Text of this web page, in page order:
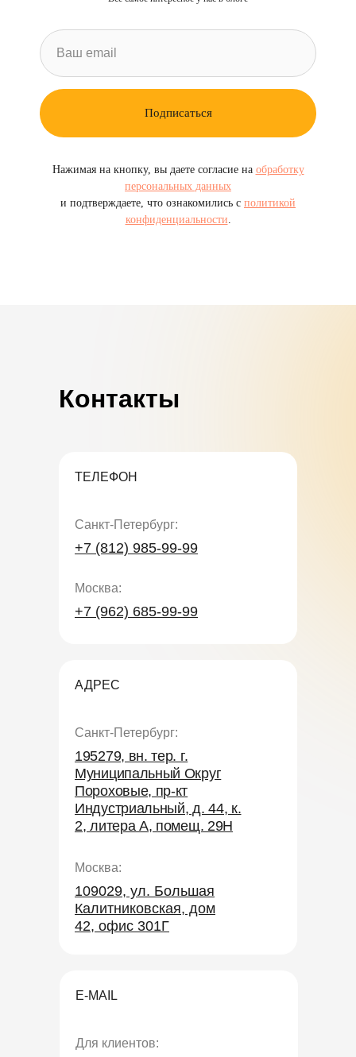
Подписаться
Нажимая на кнопку, вы даете согласие на обработку
персональных данных
и подтверждаете, что ознакомились с политикой
конфиденциальности
Контакты
Москва:
109029, ул. Большая
Калитниковская, дом
42, офис 301Г
195279, вн. тер. г.
Муниципальный Округ
Пороховые, пр-кт
Индустриальный, д. 44, к.
2, литера А, помещ. 29Н
Санкт-Петербург:
АДРЕС
Для клиентов:
E-MAIL
Москва:
+7 (962) 685-99-99
+7 (812) 985-99-99
Санкт-Петербург:
ТЕЛЕФОН